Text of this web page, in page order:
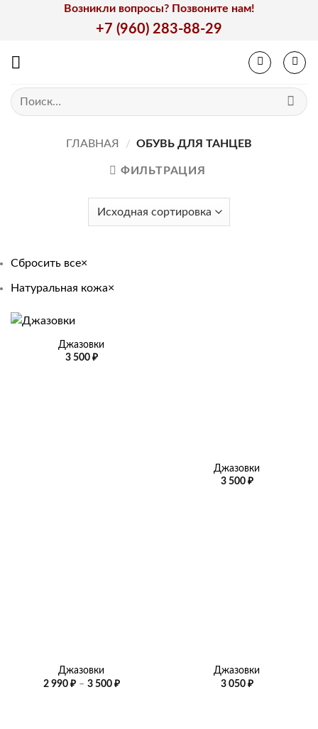
Возникли вопросы? Позвоните нам!
+7 (960) 283-88-29
Искать:
ГЛАВНАЯ / ОБУВЬ ДЛЯ ТАНЦЕВ
ФИЛЬТРАЦИЯ
Сбросить все×
Натуральная кожа×
Джазовки
3 500 ₽
Джазовки
3 500 ₽
Джазовки
2 990 ₽ – 3 500 ₽Диапазон
Джазовки
3 050 ₽